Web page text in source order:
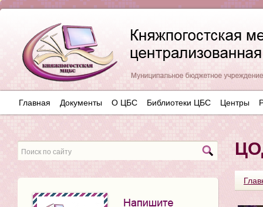
Главная Документы О ЦБС Библиотеки ЦБС Центры